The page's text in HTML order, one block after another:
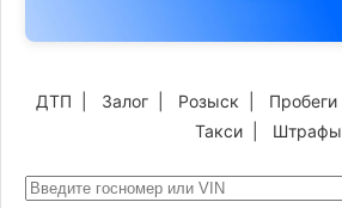
ДТП Залог Розыск Пробеги
Такси| Штрафы